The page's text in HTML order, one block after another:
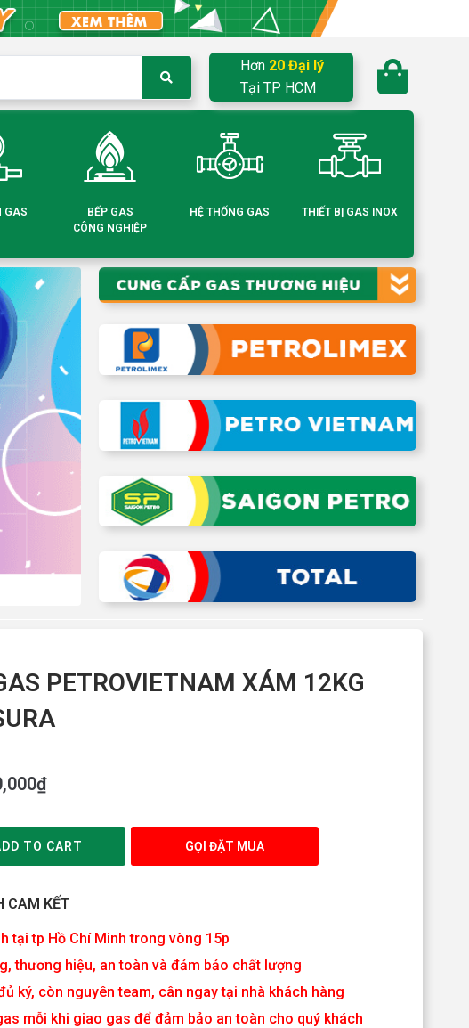
Hơn 20 Đại lý
Tại TP HCM
GAS
BẾP GAS
CÔNG NGHIỆP
HỆ THỐNG GAS THIẾT BỊ GAS INOX
PETROVIETNAM XÁM 12KG
₫
TO CART GỌI ĐẶT MUA
CAM KẾT
tại tp Hồ Chí Minh trong vòng 15p
thương hiệu, an toàn và đảm bảo chất lượng
ký, còn nguyên team, cân ngay tại nhà khách hàng
mỗi khi giao gas để đảm bảo an toàn cho quý khách